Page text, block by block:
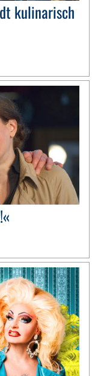
kulinarisch